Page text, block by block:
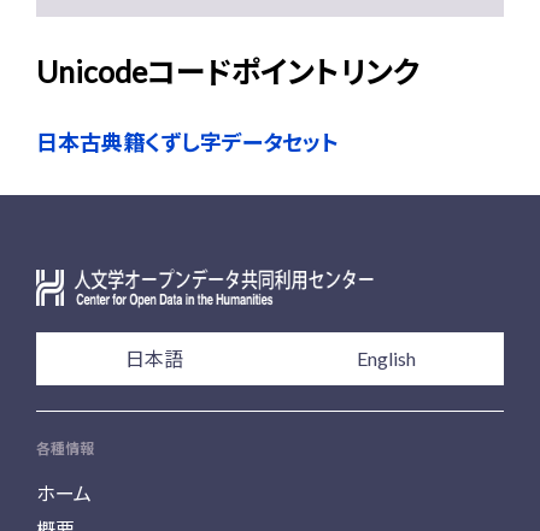
Unicodeコードポイントリンク
日本古典籍くずし字データセット
日本語 English
各種情報
ホーム